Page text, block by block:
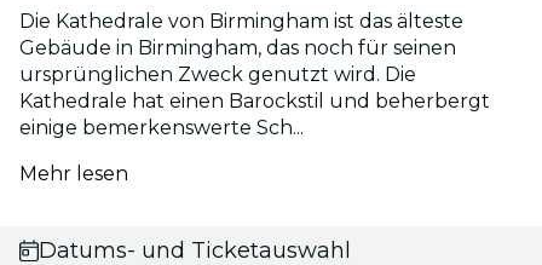
Die Kathedrale von Birmingham ist das älteste
Gebäude in Birmingham, das noch für seinen
ursprünglichen Zweck genutzt wird. Die
Kathedrale hat einen Barockstil und beherbergt
einige bemerkenswerte Sch...
Mehr lesen
Datums- und Ticketauswahl